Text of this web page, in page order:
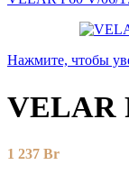
Нажмите, чтобы
VELAR
1 237 Br